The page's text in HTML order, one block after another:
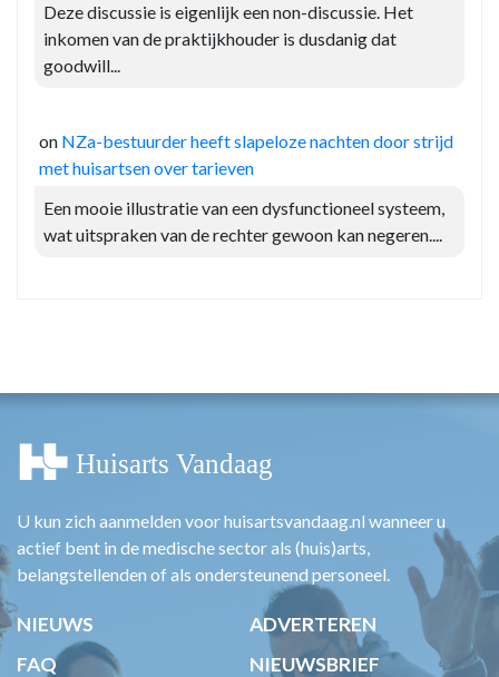
Deze discussie is eigenlijk een non-discussie. Het
inkomen van de praktijkhouder is dusdanig dat
goodwill...
on NZa-bestuurder heeft slapeloze nachten door strijd
met huisartsen over tarieven
Een mooie illustratie van een dysfunctioneel systeem,
wat uitspraken van de rechter gewoon kan negeren....
U kun zich aanmelden voor huisartsvandaag.nl wanneer u
actief bent in de medische sector als (huis)arts,
belangstellenden of als ondersteunend personeel.
NIEUWS
ADVERTEREN
FAQ
NIEUWSBRIEF